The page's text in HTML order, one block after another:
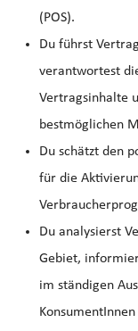
(POS).
Du führst
verantwortest
Vertragsinhalte
bestmöglichen
Du schätzt den
für die
Du analysierst
Gebiet,
im ständigen